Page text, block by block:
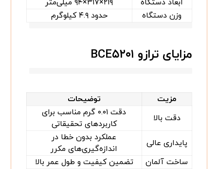
ابعاد دستگاه
۲۱۹×۳۱۷×۹۴ میلی‌متر
وزن دستگاه
حدود ۴.۹ کیلوگرم
مزایای ترازو BCE۵۲۰۱
مزیت
توضیحات
دقت بالا
دقت ۰.۰۱ گرم مناسب برای
کاربردهای تحقیقاتی
پایداری عالی
عملکرد بدون خطا در
اندازه‌گیری‌های مکرر
ساخت آلمان
تضمین کیفیت و طول عمر بالا